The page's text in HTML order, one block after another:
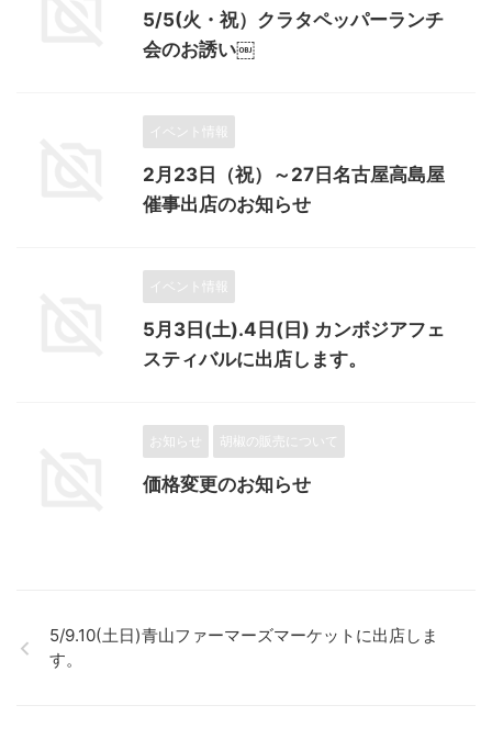
5/5(火・祝）クラタペッパーランチ
会のお誘い￼
イベント情報
2月23日（祝）～27日名古屋高島屋
催事出店のお知らせ
イベント情報
5月3日(土).4日(日) カンボジアフェ
スティバルに出店します。
お知らせ 胡椒の販売について
価格変更のお知らせ
5/9.10(土日)青山ファーマーズマーケットに出店しま
す。